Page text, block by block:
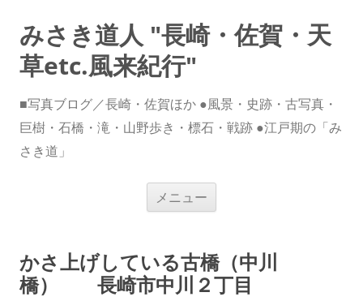
みさき道人 "長崎・佐賀・天
草etc.風来紀行"
■写真ブログ／長崎・佐賀ほか ●風景・史跡・古写真・
巨樹・石橋・滝・山野歩き・標石・戦跡 ●江戸期の「み
さき道」
メニュー
ス
キ
ッ
プ
かさ上げしている古橋（中川
橋） 長崎市中川２丁目